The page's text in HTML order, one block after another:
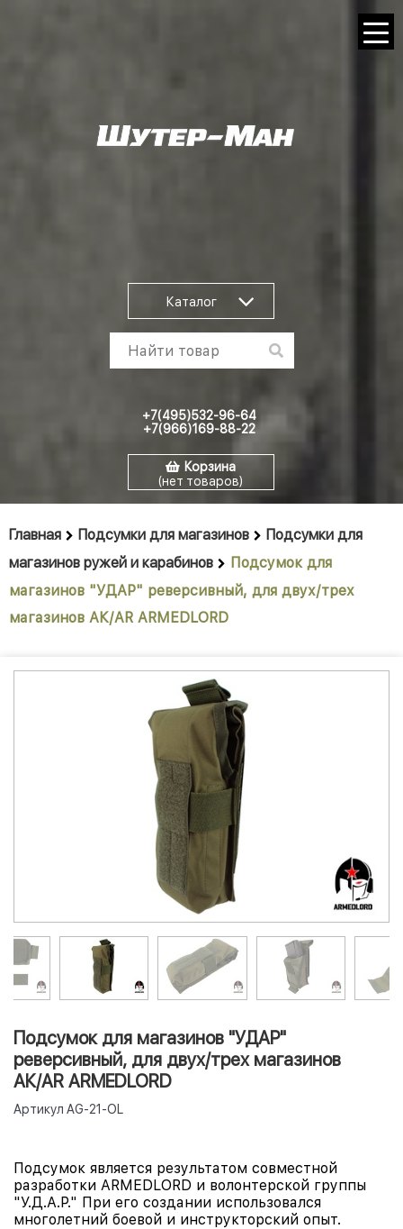
Каталог
+7(495)532-96-64
+7(966)169-88-22
Корзина
(нет товаров)
Главная Подсумки для магазинов
Подсумки для
магазинов ружей и карабинов
Подсумок для
магазинов "УДАР" реверсивный, для двух/трех
магазинов АК/AR ARMEDLORD
Подсумок для магазинов "УДАР"
реверсивный, для двух/трех магазинов
АК/AR ARMEDLORD
Артикул AG-21-OL
Подсумок является результатом совместной
разработки ARMEDLORD и волонтерской группы
"У.Д.А.Р." При его создании использовался
многолетний боевой и инструкторский опыт.